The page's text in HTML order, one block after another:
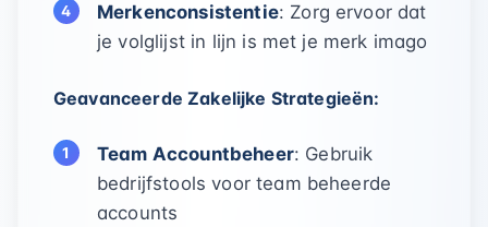
Merkenconsistentie: Zorg ervoor dat
je volglijst in lijn is met je merk imago
Geavanceerde Zakelijke Strategieën:
Team Accountbeheer: Gebruik
bedrijfstools voor team beheerde
accounts